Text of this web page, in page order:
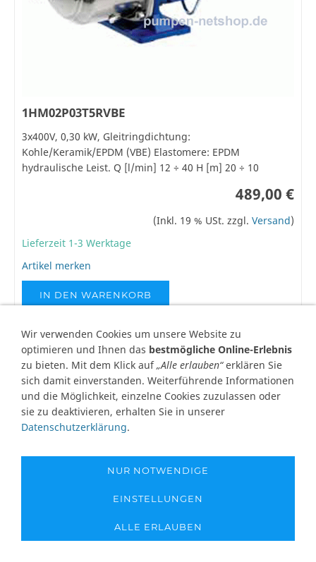
1HM02P03T5RVBE
3x400V, 0,30 kW, Gleitringdichtung:
Kohle/Keramik/EPDM (VBE) Elastomere: EPDM
hydraulische Leist. Q [l/min] 12 ÷ 40 H [m] 20 ÷ 10
489,00 €
(Inkl. 19 % USt. zzgl. Versand)
Lieferzeit 1-3 Werktage
Artikel merken
IN DEN WARENKORB
Wir verwenden Cookies um unsere Website zu
optimieren und Ihnen das bestmögliche Online-Erlebnis
zu bieten. Mit dem Klick auf„Alle erlauben“erklären Sie
sich damit einverstanden. Weiterführende Informationen
und die Möglichkeit, einzelne Cookies zuzulassen oder
sie zu deaktivieren, erhalten Sie in unserer
Datenschutzerklärung.
NUR NOTWENDIGE
EINSTELLUNGEN
ALLE ERLAUBEN